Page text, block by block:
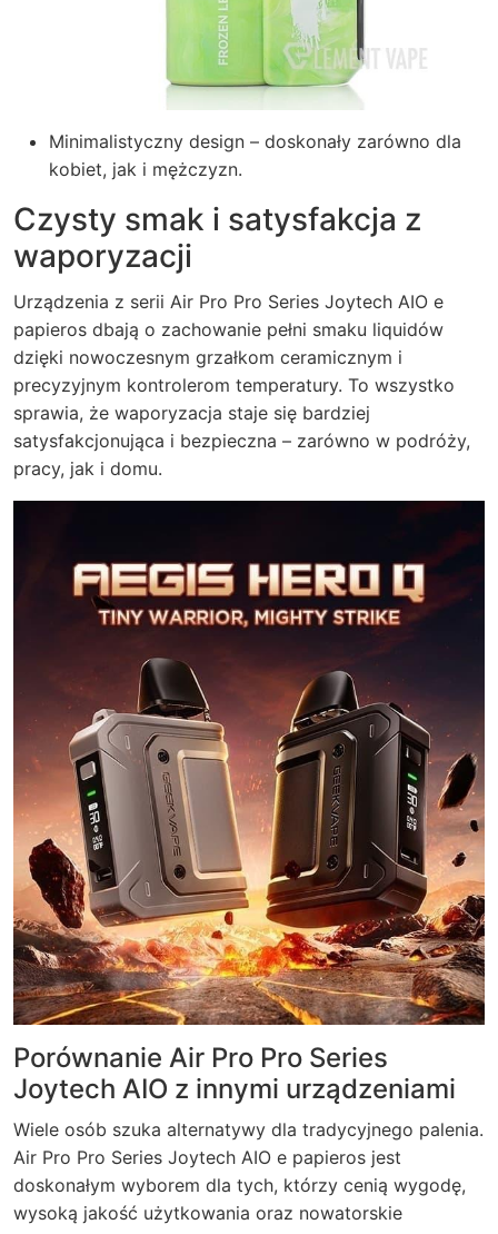
Minimalistyczny design – doskonały zarówno dla
kobiet, jak i mężczyzn.
Czysty smak i satysfakcja z
waporyzacji
Urządzenia z serii Air Pro Pro Series Joytech AIO e
papieros dbają o zachowanie pełni smaku liquidów
dzięki nowoczesnym grzałkom ceramicznym i
precyzyjnym kontrolerom temperatury. To wszystko
sprawia, że waporyzacja staje się bardziej
satysfakcjonująca i bezpieczna – zarówno w podróży,
pracy, jak i domu.
Porównanie Air Pro Pro Series
Joytech AIO z innymi urządzeniami
Wiele osób szuka alternatywy dla tradycyjnego palenia.
Air Pro Pro Series Joytech AIO e papieros jest
doskonałym wyborem dla tych, którzy cenią wygodę,
wysoką jakość użytkowania oraz nowatorskie